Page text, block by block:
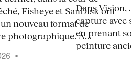
Fisheye et SanDisk ont
nouveau format de
photographique. À...
•
Dans
capture avec
en prenant
peinture